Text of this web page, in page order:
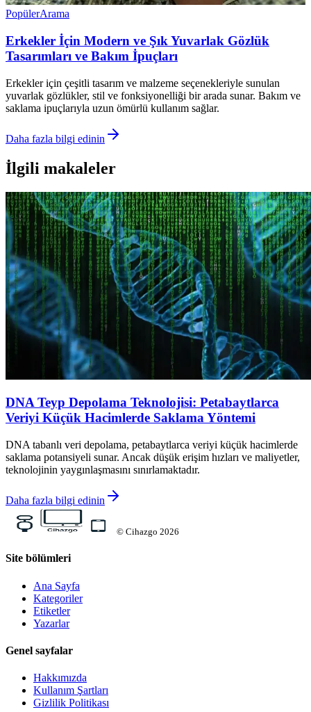
PopülerArama
Erkekler İçin Modern ve Şık Yuvarlak Gözlük
Tasarımları ve Bakım İpuçları
Erkekler için çeşitli tasarım ve malzeme seçenekleriyle sunulan
yuvarlak gözlükler, stil ve fonksiyonelliği bir arada sunar. Bakım ve
saklama ipuçlarıyla uzun ömürlü kullanım sağlar.
Daha fazla bilgi edinin
İlgili makaleler
DNA Teyp Depolama Teknolojisi: Petabaytlarca
Veriyi Küçük Hacimlerde Saklama Yöntemi
DNA tabanlı veri depolama, petabaytlarca veriyi küçük hacimlerde
saklama potansiyeli sunar. Ancak düşük erişim hızları ve maliyetler,
teknolojinin yaygınlaşmasını sınırlamaktadır.
Daha fazla bilgi edinin
© Cihazgo 2026
Site bölümleri
Ana Sayfa
Kategoriler
Etiketler
Yazarlar
Genel sayfalar
Hakkımızda
Kullanım Şartları
Gizlilik Politikası